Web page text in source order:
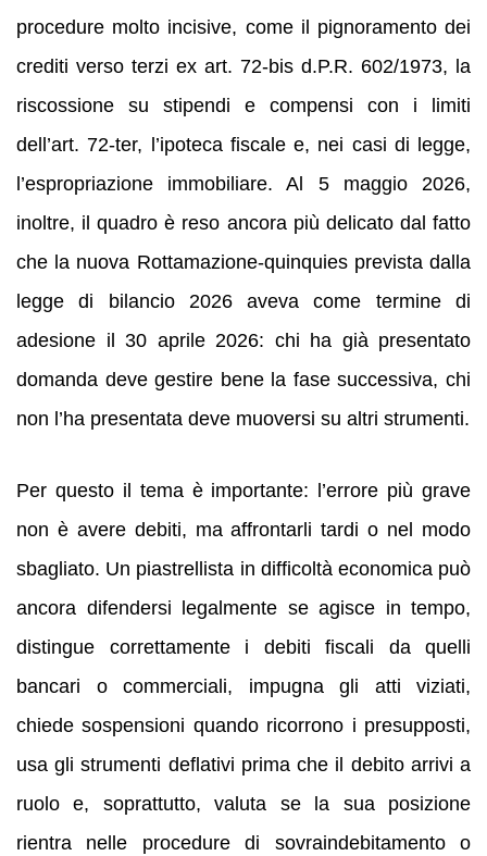
procedure molto incisive, come il pignoramento dei
crediti verso terzi ex art. 72-bis d.P.R. 602/1973, la
riscossione su stipendi e compensi con i limiti
dell’art. 72-ter, l’ipoteca fiscale e, nei casi di legge,
l’espropriazione immobiliare. Al 5 maggio 2026,
inoltre, il quadro è reso ancora più delicato dal fatto
che la nuova Rottamazione-quinquies prevista dalla
legge di bilancio 2026 aveva come termine di
adesione il 30 aprile 2026: chi ha già presentato
domanda deve gestire bene la fase successiva, chi
non l’ha presentata deve muoversi su altri strumenti.
Per questo il tema è importante: l’errore più grave
non è avere debiti, ma affrontarli tardi o nel modo
sbagliato. Un piastrellista in difficoltà economica può
ancora difendersi legalmente se agisce in tempo,
distingue correttamente i debiti fiscali da quelli
bancari o commerciali, impugna gli atti viziati,
chiede sospensioni quando ricorrono i presupposti,
usa gli strumenti deflativi prima che il debito arrivi a
ruolo e, soprattutto, valuta se la sua posizione
rientra nelle procedure di sovraindebitamento o